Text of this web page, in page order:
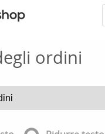
ordini